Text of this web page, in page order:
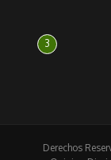
3
Derechos